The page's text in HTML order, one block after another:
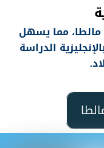
مالطا، مما يسهل
الدراسة
.